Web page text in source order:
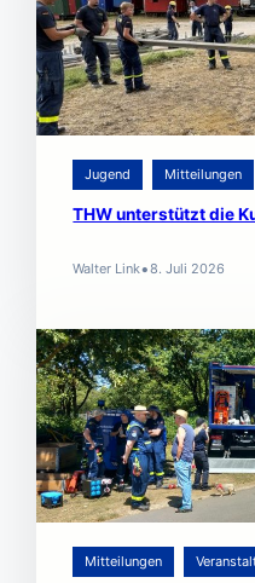
Jugend Mitteilungen
THW unterstützt die
Walter Link•8. Juli 2026
Mitteilungen